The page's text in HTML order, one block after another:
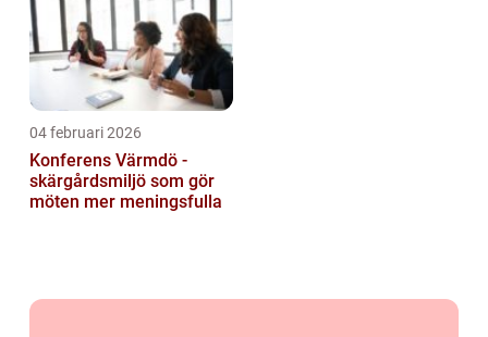
04 februari 2026
Konferens Värmdö -
skärgårdsmiljö som gör
möten mer meningsfulla